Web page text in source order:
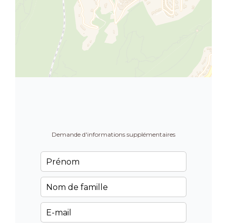
Demande d'informations supplémentaires